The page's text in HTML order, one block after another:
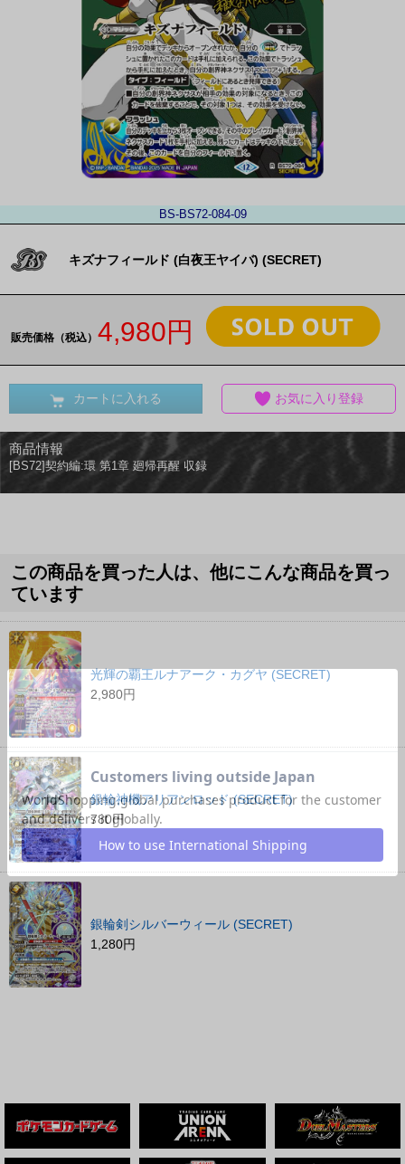
BS-BS72-084-09
キズナフィールド (白夜王ヤイバ) (SECRET)
販売価格（税込） 4,980円
カートに入れる お気に入り登録
商品情報
[BS72]契約編:環 第1章 廻帰再醒 収録
この商品を買った人は、他にこんな商品を買っ
ています
光輝の覇王ルナアーク・カグヤ (SECRET)
2,980円
銀輪神機アリアンロッド (SECRET)
780円
銀輪剣シルバーウィール (SECRET)
1,280円